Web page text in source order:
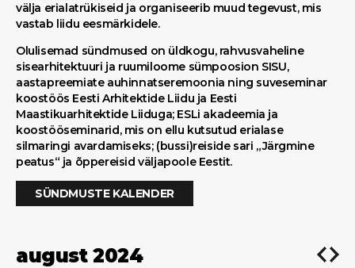
välja erialatrükiseid ja organiseerib muud tegevust, mis
vastab liidu eesmärkidele.
Olulisemad sündmused on üldkogu, rahvusvaheline
sisearhitektuuri ja ruumiloome sümpoosion SISU,
aastapreemiate auhinnatseremoonia ning suveseminar
koostöös Eesti Arhitektide Liidu ja Eesti
Maastikuarhitektide Liiduga; ESLi akadeemia ja
koostööseminarid, mis on ellu kutsutud erialase
silmaringi avardamiseks; (bussi)reiside sari „Järgmine
peatus“ ja õppereisid väljapoole Eestit.
SÜNDMUSTE KALENDER
august 2024